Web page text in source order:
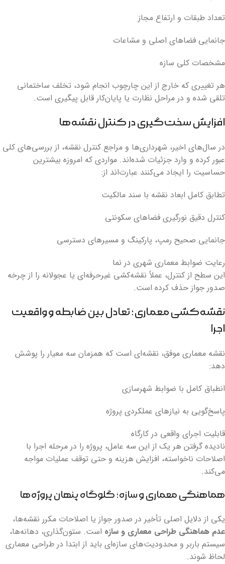
تعداد طبقات و ارتفاع مجاز
جانمایی فضاهای اصلی و مشاعات
مشخصات کلی سازه
هر تغییری که خارج از این چارچوب انجام شود، تخلف ساختمانی
تلقی شده و در مراحل نظارت یا پایان‌کار قابل پیگیری است.
افزایش سخت‌گیری در کنترل نقشه‌ها
در سال‌های اخیر، شهرداری‌ها و مراجع کنترل نقشه، از بررسی‌های کلی
عبور کرده و وارد جزئیات شده‌اند. مواردی که امروزه بیشترین
حساسیت را ایجاد می‌کنند عبارت‌اند از:
تطابق کامل ابعاد نقشه با سند مالکیت
کنترل دقیق نورگیری فضاهای سکونتی
جانمایی صحیح رمپ، پارکینگ و مسیرهای دسترسی
رعایت ضوابط معماری شهری در نما
این سطح از کنترل، عملاً نقشه‌کشی غیرحرفه‌ای یا عجولانه را از چرخه
صدور جواز حذف کرده است.
نقشه‌کشی معماری؛ تعادل بین ضابطه و واقعیت
اجرا
نقشه معماری موفق، نقشه‌ای است که همزمان سه معیار را پوشش
دهد:
انطباق کامل با ضوابط شهرسازی
پاسخ‌گویی به نیازهای عملکردی پروژه
قابلیت اجرای واقعی در کارگاه
نادیده گرفتن هر یک از این سه عامل، پروژه را در مرحله اجرا با
اصلاحات ناخواسته، افزایش هزینه و حتی توقف عملیات مواجه
می‌کند.
هماهنگی معماری و سازه؛ گلوگاه پنهان پروژه‌ها
یکی از دلایل اصلی تأخیر در صدور جواز یا اصلاحات مکرر نقشه‌ها،
عدم هماهنگی طراحی معماری و سازه است. ستون‌گذاری، دهانه‌ها،
سیستم باربر و محدودیت‌های سازه‌ای باید از ابتدا در طراحی معماری
لحاظ شوند.